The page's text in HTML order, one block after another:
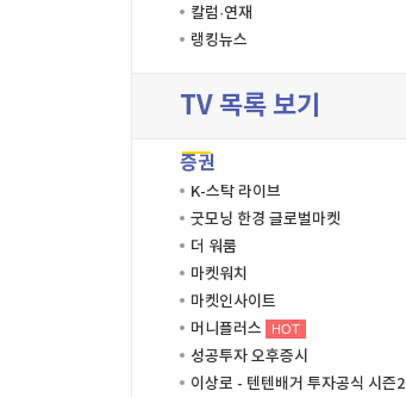
칼럼·연재
랭킹뉴스
TV 목록 보기
증권
K-스탁 라이브
굿모닝 한경 글로벌마켓
더 워룸
마켓워치
마켓인사이트
머니플러스
HOT
성공투자 오후증시
이상로 - 텐텐배거 투자공식 시즌2